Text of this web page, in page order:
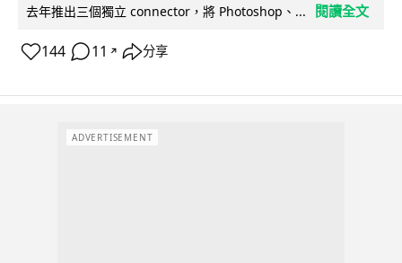
去年推出三個獨立 connector，將 Photoshop、...
閱讀全文
144 11 ↗ 分享
ADVERTISEMENT